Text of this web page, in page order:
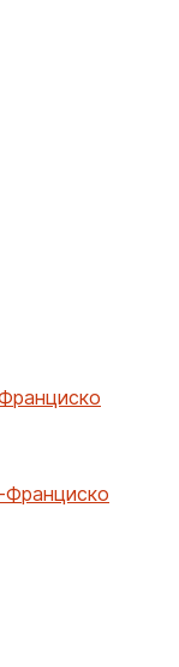
Франциско